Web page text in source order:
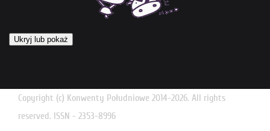
Ukryj lub pokaż
Copyright (c) Konwenty Południowe 2014-2026. All rights
reserved. ISSN - 2353-8996